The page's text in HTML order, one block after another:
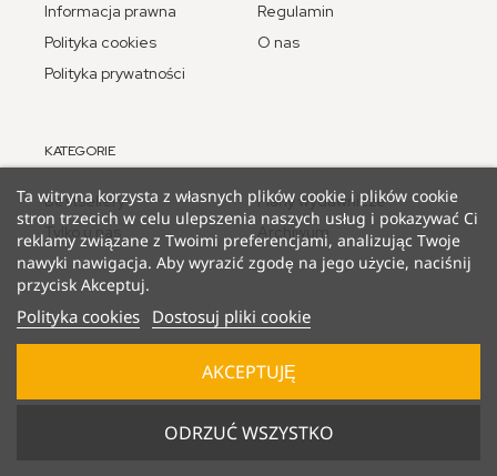
Informacja prawna
Polityka cookies
Polityka prywatności
Regulamin
O nas
KATEGORIE
Bestsellery
Tylko u nas
Plany wydawnicze
Archiwum
Ta witryna korzysta z własnych plików cookie i plików cookie
stron trzecich w celu ulepszenia naszych usług i pokazywać Ci
reklamy związane z Twoimi preferencjami, analizując Twoje
nawyki nawigacja. Aby wyrazić zgodę na jego użycie, naciśnij
przycisk Akceptuj.
Polityka cookies Dostosuj pliki cookie
ODRZUĆ WSZYSTKO
AKCEPTUJĘ